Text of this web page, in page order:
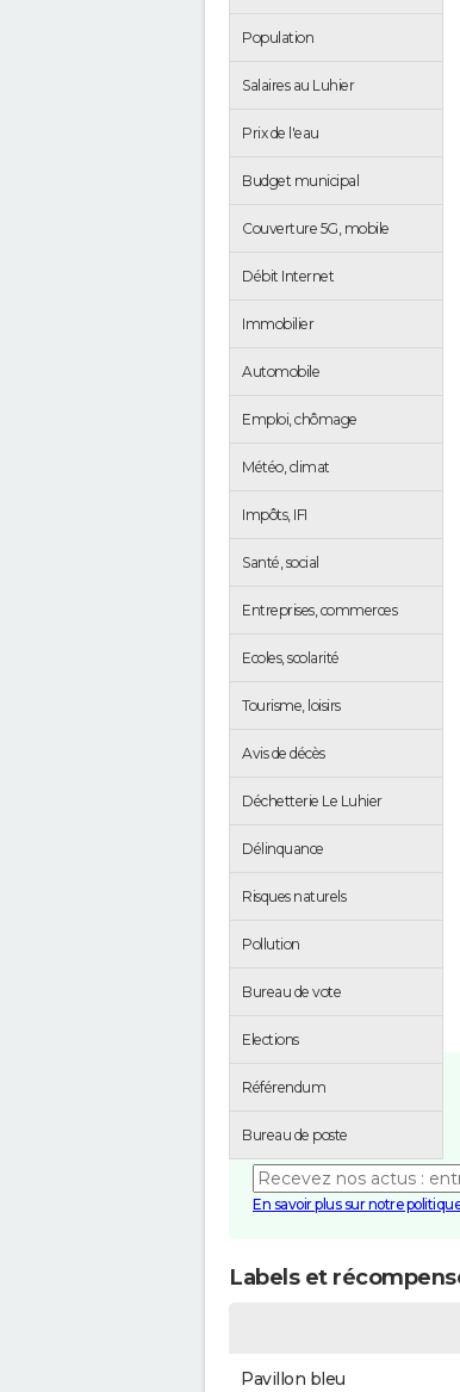
Population
Salaires au Luhier
Prix de l'eau
Budget municipal
Couverture 5G, mobile
Débit Internet
Immobilier
Automobile
Emploi, chômage
Météo, climat
Impôts, IFI
Santé, social
Entreprises, commerces
Ecoles, scolarité
Tourisme, loisirs
Avis de décès
Déchetterie Le Luhier
Délinquance
Risques naturels
Pollution
Bureau de vote
Elections
Référendum
Bureau de poste
En savoir plus sur notre
Labels et
Pavillon bleu